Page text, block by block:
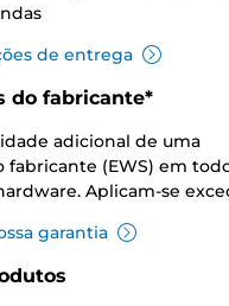
de entrega
do fabricante*
adicional de uma
fabricante (EWS) em
Aplicam-se
garantia